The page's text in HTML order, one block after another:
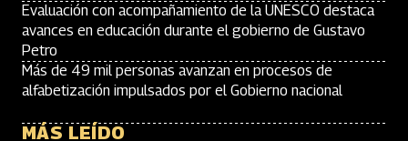
Evaluación con acompañamiento de la UNESCO destaca
avances en educación durante el gobierno de Gustavo
Petro
Más de 49 mil personas avanzan en procesos de
alfabetización impulsados por el Gobierno nacional
MÁS LEÍDO